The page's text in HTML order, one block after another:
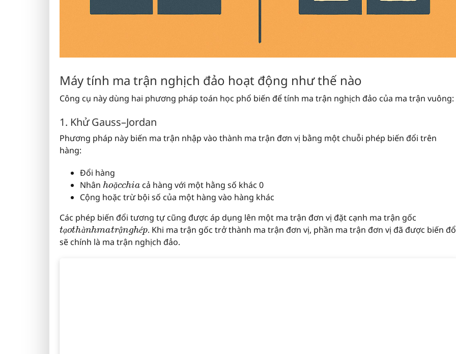
Máy tính ma trận nghịch đảo hoạt động như thế nào
Công cụ này dùng hai phương pháp toán học phổ biến để tính ma trận nghịch đảo của ma trận vuông:
1. Khử Gauss–Jordan
Phương pháp này biến ma trận nhập vào thành ma trận đơn vị bằng một chuỗi phép biến đổi trên
hàng:
Đổi hàng
Nhân
ặ
ho
cả hàng với một hằng số khác 0
Cộng hoặc trừ bội số của một hàng vào hàng khác
Các phép biến đổi tương tự cũng được áp dụng lên một ma trận đơn vị đặt cạnh ma trận gốc
ạ à ậ é
tạo thàn hmatrậ nghé p
. Khi ma trận gốc trở thành ma trận đơn vị, phần ma trận đơn vị đã được biến
sẽ chính là ma trận nghịch đảo.